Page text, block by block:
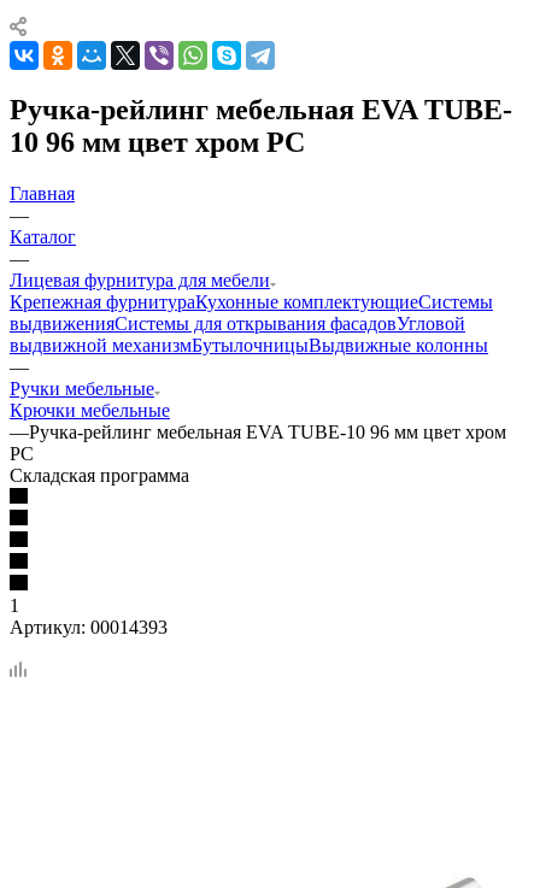
Ручка-рейлинг мебельная EVA TUBE-
10 96 мм цвет хром PC
Главная
—
Каталог
—
Лицевая фурнитура для мебели
Крепежная фурнитураКухонные комплектующиеСистемы
выдвиженияСистемы для открывания фасадовУгловой
выдвижной механизмБутылочницыВыдвижные колонны
—
Ручки мебельные
Крючки мебельные
—Ручка-рейлинг мебельная EVA TUBE-10 96 мм цвет хром
PC
Складская программа
1
Артикул: 00014393